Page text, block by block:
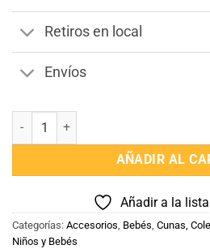
Retiros en local
Envíos
Mosquitero cuna cantidad
AÑADIR AL
Añadir a la
Categorías: Accesorios, Bebés, Cunas,
Niños y Bebés